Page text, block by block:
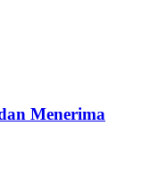
Menerima